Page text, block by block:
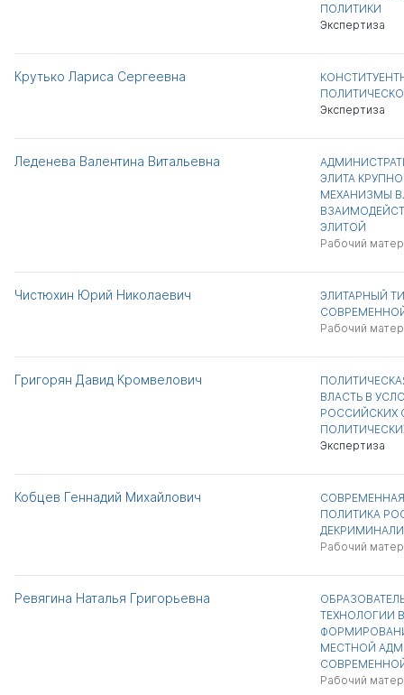
ПОЛИТИКИ
Экспертиза
Крутько Лариса Сергеевна
Экспертиза
Леденева Валентина Витальевна
ЭЛИТА
МЕХАНИЗМЫ
ЭЛИТОЙ
Рабочий
Чистюхин Юрий Николаевич
ЭЛИТАРНЫЙ
Рабочий
Григорян Давид Кромвелович
ВЛАСТЬ В
РОССИЙСКИХ
Экспертиза
Кобцев Геннадий Михайлович
ПОЛИТИКА
Рабочий
Ревягина Наталья Григорьевна
ТЕХНОЛОГИИ
МЕСТНОЙ
Рабочий